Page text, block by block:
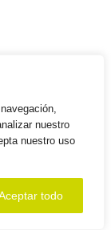
nuestro
nuestro uso
todo